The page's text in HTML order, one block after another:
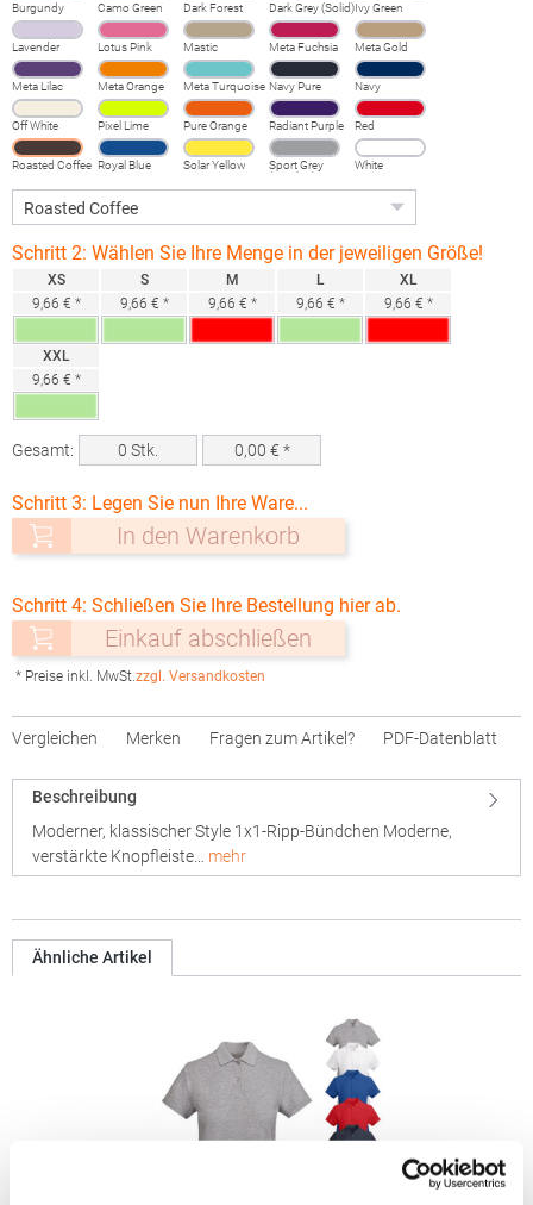
Burgundy Camo Green Dark Forest Dark Grey (Solid)Ivy Green
Lavender Lotus Pink Mastic Meta Fuchsia Meta Gold
Meta Lilac Meta Orange Meta Turquoise Navy Pure Navy
Off White Pixel Lime Pure Orange Radiant Purple Red
Roasted Coffee Royal Blue Solar Yellow
Sport Grey
(Heather)
White
Schritt 2: Wählen Sie Ihre Menge in der jeweiligen Größe!
XS
9,66 € *
S
9,66 € *
M
9,66 € *
L
9,66 € *
XL
9,66 € *
XXL
9,66 € *
Gesamt: 0 Stk. 0,00 € *
Schritt 3: Legen Sie nun Ihre Ware...
In den Warenkorb
Schritt 4: Schließen Sie Ihre Bestellung hier ab.
Einkauf abschließen
* Preise inkl. MwSt.zzgl. Versandkosten
Vergleichen Merken Fragen zum Artikel? PDF-Datenblatt
Beschreibung
Moderner, klassischer Style 1x1-Ripp-Bündchen Moderne,
verstärkte Knopfleiste… mehr
Ähnliche Artikel